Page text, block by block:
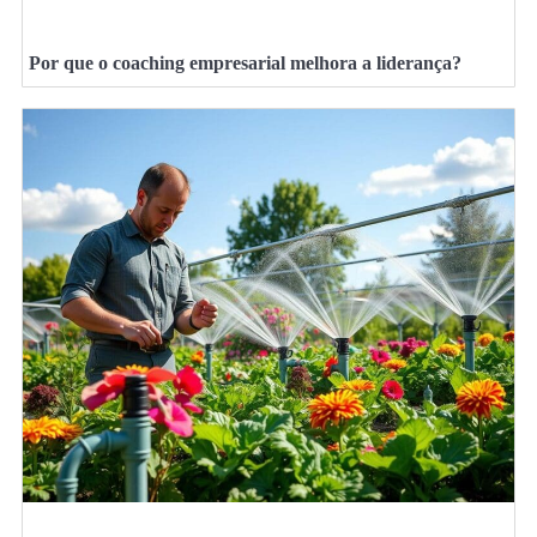
Por que o coaching empresarial melhora a liderança?